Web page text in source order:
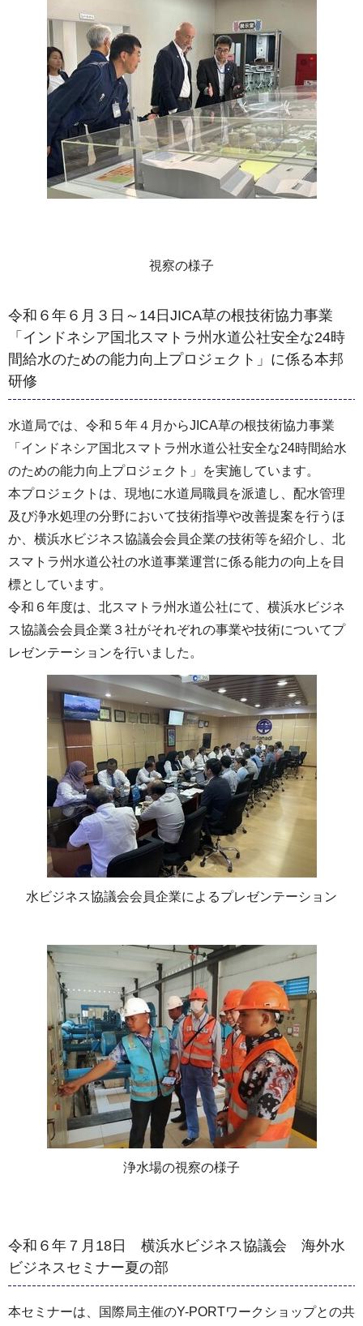
視察の様子
令和６年６月３日～14日JICA草の根技術協力事業
「インドネシア国北スマトラ州水道公社安全な24時
間給水のための能力向上プロジェクト」に係る本邦
研修
水道局では、令和５年４月からJICA草の根技術協力事業
「インドネシア国北スマトラ州水道公社安全な24時間給水
のための能力向上プロジェクト」を実施しています。
本プロジェクトは、現地に水道局職員を派遣し、配水管理
及び浄水処理の分野において技術指導や改善提案を行うほ
か、横浜水ビジネス協議会会員企業の技術等を紹介し、北
スマトラ州水道公社の水道事業運営に係る能力の向上を目
標としています。
令和６年度は、北スマトラ州水道公社にて、横浜水ビジネ
ス協議会会員企業３社がそれぞれの事業や技術についてプ
レゼンテーションを行いました。
水ビジネス協議会会員企業によるプレゼンテーション
浄水場の視察の様子
令和６年７月18日 横浜水ビジネス協議会 海外水
ビジネスセミナー夏の部
本セミナーは、国際局主催のY-PORTワークショップとの共